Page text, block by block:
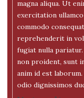
magna aliqua. Ut
exercitation
commodo
reprehenderit in
fugiat nulla
non proident, sunt
anim id est
odio dignissimos